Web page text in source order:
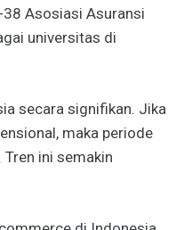
38 Asosiasi Asuransi
universitas di
secara signifikan. Jika
maka periode
ini semakin